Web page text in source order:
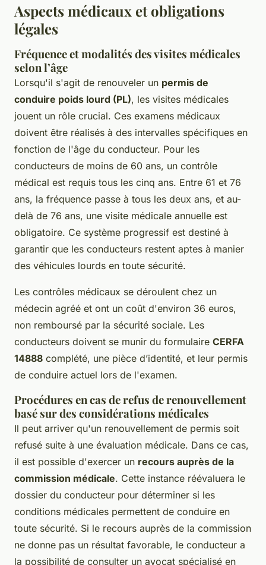
Aspects médicaux et obligations
légales
Fréquence et modalités des visites médicales
selon l’âge
Lorsqu'il s'agit de renouveler un permis de
conduire poids lourd (PL), les visites médicales
jouent un rôle crucial. Ces examens médicaux
doivent être réalisés à des intervalles spécifiques en
fonction de l'âge du conducteur. Pour les
conducteurs de moins de 60 ans, un contrôle
médical est requis tous les cinq ans. Entre 61 et 76
ans, la fréquence passe à tous les deux ans, et au-
delà de 76 ans, une visite médicale annuelle est
obligatoire. Ce système progressif est destiné à
garantir que les conducteurs restent aptes à manier
des véhicules lourds en toute sécurité.
Les contrôles médicaux se déroulent chez un
médecin agréé et ont un coût d'environ 36 euros,
non remboursé par la sécurité sociale. Les
conducteurs doivent se munir du formulaire CERFA
14888 complété, une pièce d’identité, et leur permis
de conduire actuel lors de l'examen.
Procédures en cas de refus de renouvellement
basé sur des considérations médicales
Il peut arriver qu'un renouvellement de permis soit
refusé suite à une évaluation médicale. Dans ce cas,
il est possible d'exercer un recours auprès de la
commission médicale. Cette instance réévaluera le
dossier du conducteur pour déterminer si les
conditions médicales permettent de conduire en
toute sécurité. Si le recours auprès de la commission
ne donne pas un résultat favorable, le conducteur a
la possibilité de consulter un avocat spécialisé en